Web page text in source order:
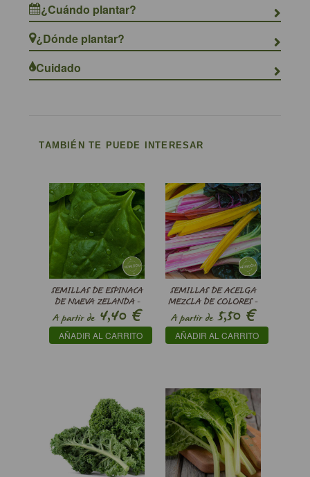
¿Cuándo plantar?
¿Dónde plantar?
Cuidado
TAMBIÉN TE PUEDE INTERESAR
SEMILLAS DE ESPINACA
DE NUEVA ZELANDA -
TETRAGONIA
TETRAGONOIDES
A partir de4,40 €
AÑADIR AL CARRITO
SEMILLAS DE ACELGA
MEZCLA DE COLORES -
BETA VULGARIS SUBSP.
CICLA VAR.
A partir de5,50€
AÑADIR AL CARRITO